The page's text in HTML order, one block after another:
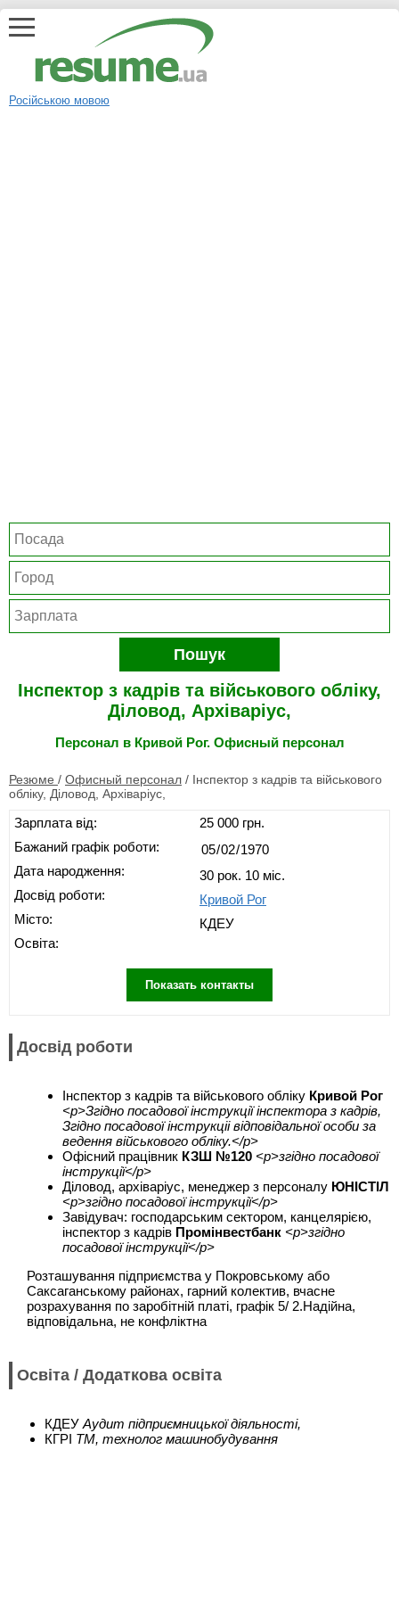
Російською мовою
Пошук
Інспектор з кадрів та військового обліку,
Діловод, Архіваріус,
Персонал в Кривой Рог. Офисный персонал
Резюме / Офисный персонал / Інспектор з кадрів та військового
обліку, Діловод, Архіваріус,
Зарплата від:
Бажаний графік роботи:
Дата народження:
Досвід роботи:
Місто:
Освіта:
25 000 грн.
30 рок. 10 міс.
Кривой Рог
КДЕУ
Показать контакты
Досвід роботи
Інспектор з кадрів та військового обліку Кривой Рог
<p>Згідно посадової інструкції інспектора з кадрів,
Згідно посадової інструкціі відповідальної особи за
ведення військового обліку.</p>
Офісний працівник КЗШ №120 <p>згідно посадової
інструкції</p>
Діловод, архіваріус, менеджер з персоналу ЮНІСТІЛ
<p>згідно посадової інструкції</p>
Завідувач: господарським сектором, канцелярією,
інспектор з кадрів Промінвестбанк <p>згідно
посадової інструкції</p>
Розташування підприємства у Покровському або
Саксаганському районах, гарний колектив, вчасне
розрахування по заробітній платі, графік 5/ 2.Надійна,
відповідальна, не конфліктна
Освіта / Додаткова освіта
КДЕУ Аудит підприємницької діяльності,
КГРІ ТМ, технолог машинобудування